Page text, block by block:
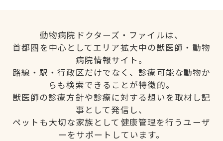
動物病院ドクターズ・ファイルは、
首都圏を中心としてエリア拡大中の獣医師・動物
病院情報サイト。
路線・駅・行政区だけでなく、診療可能な動物か
らも検索できることが特徴的。
獣医師の診療方針や診療に対する想いを取材し記
事として発信し、
ペットも大切な家族として健康管理を行うユーザ
ーをサポートしています。